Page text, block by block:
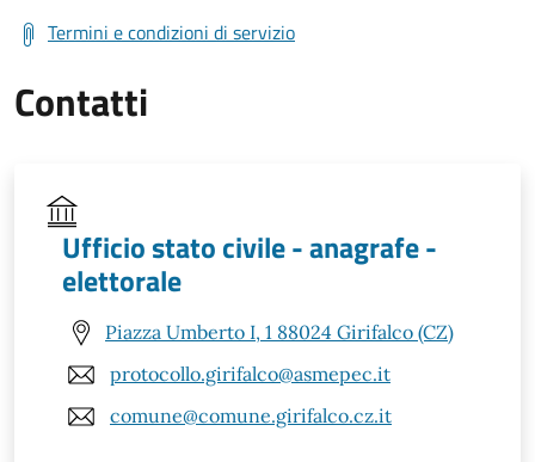
Termini e condizioni di servizio
Contatti
Ufficio stato civile - anagrafe -
elettorale
Piazza Umberto I, 1 88024 Girifalco (CZ)
protocollo.girifalco@asmepec.it
comune@comune.girifalco.cz.it